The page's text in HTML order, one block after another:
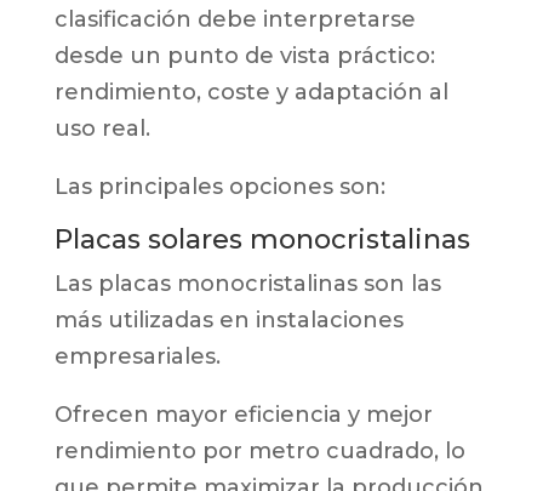
clasificación debe interpretarse
desde un punto de vista práctico:
rendimiento, coste y adaptación al
uso real.
Las principales opciones son:
Placas solares monocristalinas
Las placas monocristalinas son las
más utilizadas en instalaciones
empresariales.
Ofrecen mayor eficiencia y mejor
rendimiento por metro cuadrado, lo